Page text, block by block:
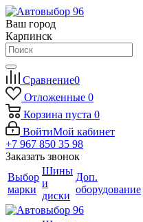
Ваш город
Карпинск
Сравнение0
Отложенные 0
Корзина пуста 0
ВойтиМой кабинет
+7 967 850 35 98
Заказать звонок
Выбор
марки
Шины
и
диски
Доп.
оборудование